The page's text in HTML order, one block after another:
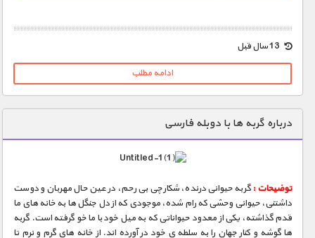
1900 تومان – خريد لينک دانلود (افزودن به سبد خريد)
ادامه مطلب
درباره گربه ها با دوبله فارسی
توضیحات : گربه حیوانی درنده، شکارچی بی رحم، در عین حال مهربان و دوست
داشتنی، حیوانی وحشی که رام شده، موجودی که از دل جنگل ها به خانه های ما
قدم گذاشته، یکی از معدود حیواناتی که به میل خود با ما خو گرفته است. گربه
ها گوشه و کنار جهان را به سلطه ی خود در آورده اند. از خانه های گرم و نرم تا